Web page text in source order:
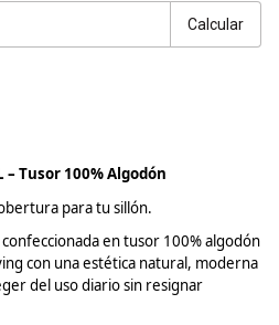
Calcular
–Tusor 100% Algodón
para tu sillón.
entusor 100% algodón
con una estética natural, moderna
del uso diario sin resignar